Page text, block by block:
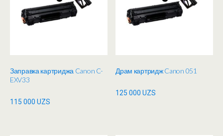
Заправка картриджа Canon C-
EXV33
115 000 UZS
Драм картридж Canon 051
125 000UZS